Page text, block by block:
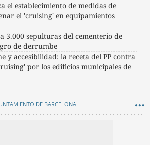
el establecimiento de medidas de
el 'cruising' en equipamientos
3.000 sepulturas del cementerio de
de derrumbe
y accesibilidad: la receta del PP contra
por los edificios municipales de
DE BARCELONA